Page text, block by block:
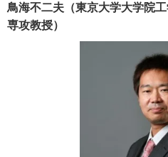
鳥海不二夫（東京大学大学院
専攻教授）